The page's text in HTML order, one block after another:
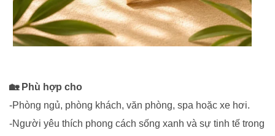
🏡 Phù hợp cho
-Phòng ngủ, phòng khách, văn phòng, spa hoặc xe hơi.
-Người yêu thích phong cách sống xanh và sự tinh tế trong